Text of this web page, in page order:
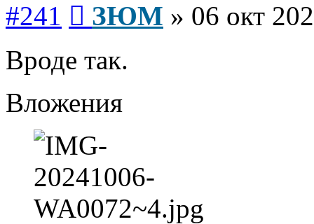
#241 ЗЮМ » 06 окт
Вроде так.
Вложения